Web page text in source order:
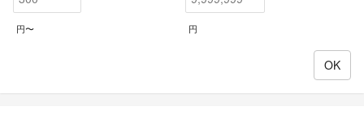
円〜 円